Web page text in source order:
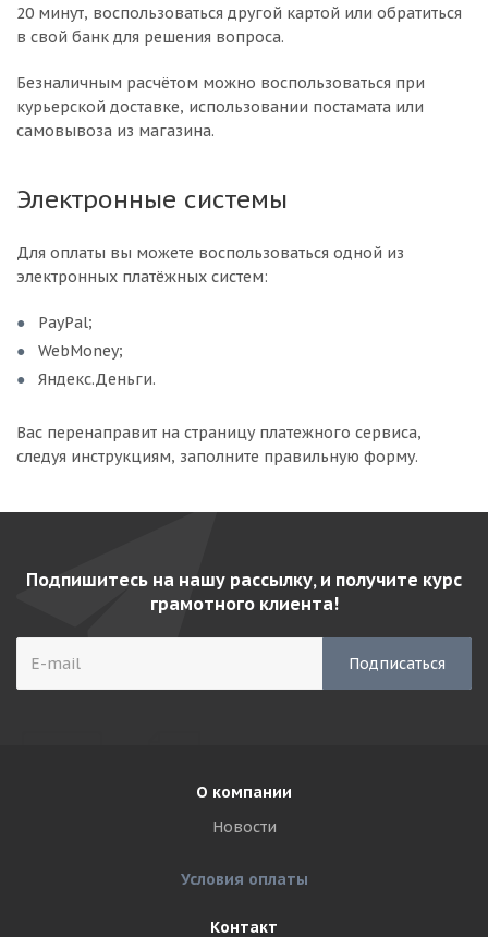
20 минут, воспользоваться другой картой или обратиться
в свой банк для решения вопроса.
Безналичным расчётом можно воспользоваться при
курьерской доставке, использовании постамата или
самовывоза из магазина.
Электронные системы
Для оплаты вы можете воспользоваться одной из
электронных платёжных систем:
PayPal;
WebMoney;
Яндекс.Деньги.
Вас перенаправит на страницу платежного сервиса,
следуя инструкциям, заполните правильную форму.
Подпишитесь на нашу рассылку, и получите курс
грамотного клиента!
О компании
Новости
Условия оплаты
Контакт